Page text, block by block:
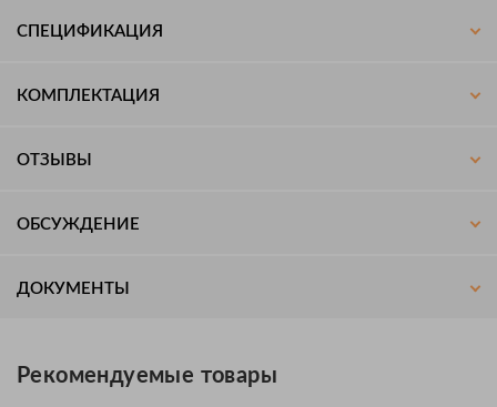
СПЕЦИФИКАЦИЯ
КОМПЛЕКТАЦИЯ
ОТЗЫВЫ
ОБСУЖДЕНИЕ
ДОКУМЕНТЫ
Рекомендуемые товары